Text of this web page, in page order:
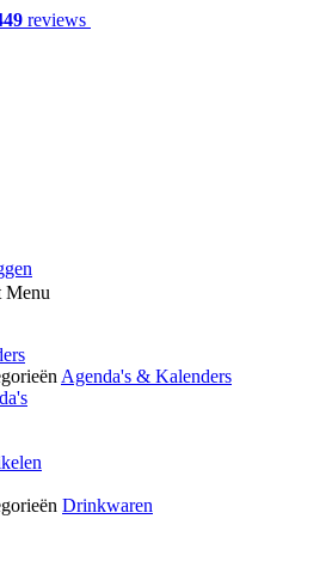
reviews
Menu
Agenda's & Kalenders
Drinkwaren